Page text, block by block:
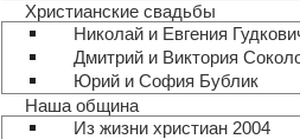
Христианские свадьбы
Николай и Евгения
Дмитрий и Виктория
Юрий и София Бублик
Наша община
Из жизни христиан 2004